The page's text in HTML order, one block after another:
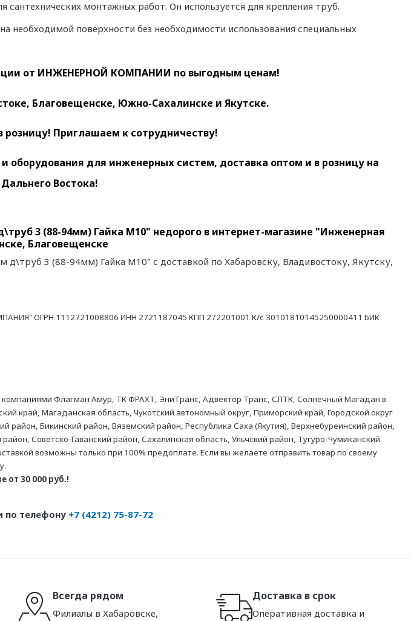
монтажных работ. Он используется для крепления труб.
поверхности без необходимости использования специальных
от ИНЖЕНЕРНОЙ КОМПАНИИ по выгодным ценам!
Благовещенске, Южно-Сахалинске и Якутске.
Приглашаем к сотрудничеству!
для инженерных систем, доставка оптом и в розницу на
Востока!
3 (88-94мм) Гайка М10" недорого в интернет-магазине "Инженерная
Благовещенске
3 (88-94мм) Гайка М10" с доставкой по Хабаровску, Владивостоку, Якутску,
ОГРН 1112721008806 ИНН 2721187045 КПП 272201001 К/с 30101810145250000411 БИК
Флагман Амур, ТК ФРАХТ, ЭниТранс, Адвектор Транс, СЛТК, Солнечный Магадан в
край, Магаданская область, Чукотский автономный округ, Приморский край, Городской округ
Бикинский район, Вяземский район, Республика Саха (Якутия), Верхнебуреинский район,
Советско-Гаванский район, Сахалинская область, Ульчский район, Тугуро-Чумиканский
возможны только при 100% предоплате. Если вы желаете отправить товар по своему
от 30 000 руб.!
по телефону +7 (4212) 75-87-72
Всегда рядом
Филиалы в Хабаровске,
Доставка в срок
Оперативная доставка и